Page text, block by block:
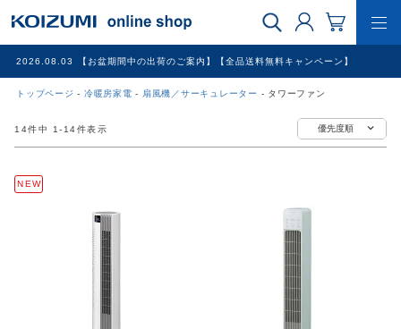
2026.08.03 【お盆期間中の出荷のご案内】【全品送料無料キャンペーン】
トップページ 冷暖房家電 扇風機／サーキュレーター タワーファン
調理家電
冷暖房家電
優先度順
14件中 1 - 14件表示
NEW